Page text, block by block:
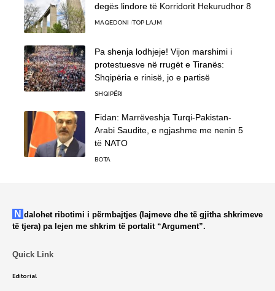
degës lindore të Korridorit Hekurudhor 8
MAQEDONI TOP LAJM
Pa shenja lodhjeje! Vijon marshimi i
protestuesve në rrugët e Tiranës:
Shqipëria e rinisë, jo e partisë
SHQIPËRI
Fidan: Marrëveshja Turqi-Pakistan-
Arabi Saudite, e ngjashme me nenin 5
të NATO
BOTA
Ndalohet ribotimi i përmbajtjes (lajmeve dhe të gjitha shkrimeve
të tjera) pa lejen me shkrim të portalit “Argument”.
Quick Link
Editorial